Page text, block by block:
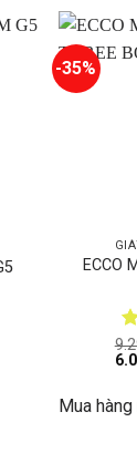
-35%
ECCO
Giá
Mua hàng